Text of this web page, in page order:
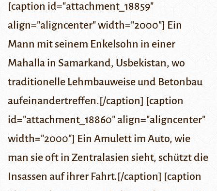
[caption id="attachment_18859"
align="aligncenter" width="2000"] Ein
Mann mit seinem Enkelsohn in einer
Mahalla in Samarkand, Usbekistan, wo
traditionelle Lehmbauweise und Betonbau
aufeinandertreffen.[/caption] [caption
id="attachment_18860" align="aligncenter"
width="2000"] Ein Amulett im Auto, wie
man sie oft in Zentralasien sieht, schützt die
Insassen auf ihrer Fahrt.[/caption] [caption